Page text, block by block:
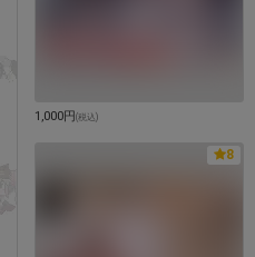
1,000円(税込)
8